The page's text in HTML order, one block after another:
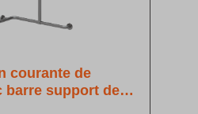
courante de
barre support de